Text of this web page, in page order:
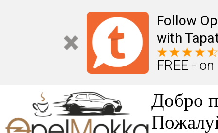
Follow
with
FREE -
Добро